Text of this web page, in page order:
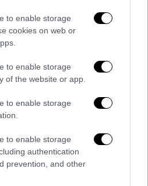
to enable storage
cookies on web or
to enable storage
of the website or app.
to enable storage
to enable storage
authentication
prevention, and other
πια ο ελληνικός λαός.
μέρους της
Μετανάστευσης
αναφέροντας ότι ο
στα χωριά του και
της ΝΔ, πλέον και
επίσημα ότι δεν